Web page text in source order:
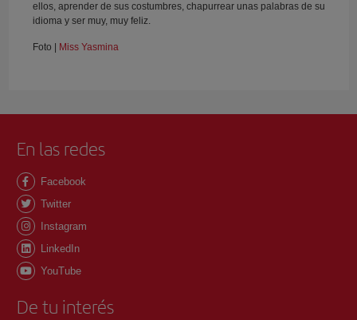
ellos, aprender de sus costumbres, chapurrear unas palabras de su
idioma y ser muy, muy feliz.
Foto | Miss Yasmina
En las redes
Facebook
Twitter
Instagram
LinkedIn
YouTube
De tu interés